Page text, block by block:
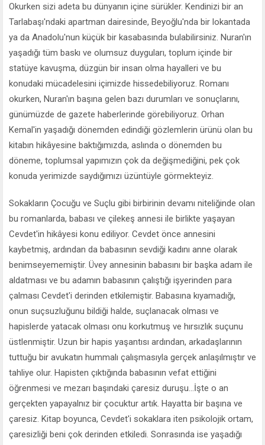
Okurken sizi adeta bu dünyanın içine sürükler. Kendinizi bir an
Tarlabaşı'ndaki apartman dairesinde, Beyoğlu'nda bir lokantada
ya da Anadolu'nun küçük bir kasabasında bulabilirsiniz. Nuran'ın
yaşadığı tüm baskı ve olumsuz duyguları, toplum içinde bir
statüye kavuşma, düzgün bir insan olma hayalleri ve bu
konudaki mücadelesini içimizde hissedebiliyoruz. Romanı
okurken, Nuran'ın başına gelen bazı durumları ve sonuçlarını,
günümüzde de gazete haberlerinde görebiliyoruz. Orhan
Kemal'in yaşadığı dönemden edindiği gözlemlerin ürünü olan bu
kitabın hikâyesine baktığımızda, aslında o dönemden bu
döneme, toplumsal yapımızın çok da değişmediğini, pek çok
konuda yerimizde saydığımızı üzüntüyle görmekteyiz.
Sokakların Çocuğu ve Suçlu gibi birbirinin devamı niteliğinde olan
bu romanlarda, babası ve çilekeş annesi ile birlikte yaşayan
Cevdet'in hikâyesi konu ediliyor. Cevdet önce annesini
kaybetmiş, ardından da babasının sevdiği kadını anne olarak
benimseyememiştir. Üvey annesinin babasını bir başka adam ile
aldatması ve bu adamın babasının çalıştığı işyerinden para
çalması Cevdet'i derinden etkilemiştir. Babasına kıyamadığı,
onun suçsuzluğunu bildiği halde, suçlanacak olması ve
hapislerde yatacak olması onu korkutmuş ve hırsızlık suçunu
üstlenmiştir. Uzun bir hapis yaşantısı ardından, arkadaşlarının
tuttuğu bir avukatın hummalı çalışmasıyla gerçek anlaşılmıştır ve
tahliye olur. Hapisten çıktığında babasının vefat ettiğini
öğrenmesi ve mezarı başındaki çaresiz duruşu...İşte o an
gerçekten yapayalnız bir çocuktur artık. Hayatta bir başına ve
çaresiz. Kitap boyunca, Cevdet'i sokaklara iten psikolojik ortam,
çaresizliği beni çok derinden etkiledi. Sonrasında ise yaşadığı